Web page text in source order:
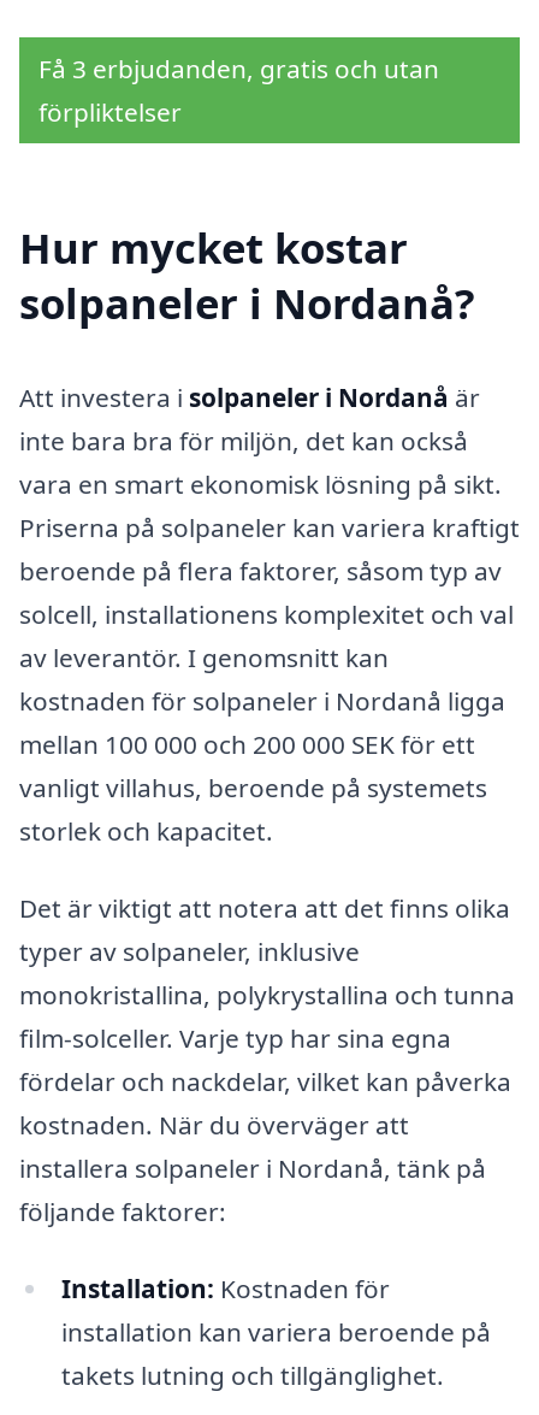
Få 3 erbjudanden, gratis och utan
förpliktelser
Hur mycket kostar
solpaneler i Nordanå?
Att investera i solpaneler i Nordanå är
inte bara bra för miljön, det kan också
vara en smart ekonomisk lösning på sikt.
Priserna på solpaneler kan variera kraftigt
beroende på flera faktorer, såsom typ av
solcell, installationens komplexitet och val
av leverantör. I genomsnitt kan
kostnaden för solpaneler i Nordanå ligga
mellan 100 000 och 200 000 SEK för ett
vanligt villahus, beroende på systemets
storlek och kapacitet.
Det är viktigt att notera att det finns olika
typer av solpaneler, inklusive
monokristallina, polykrystallina och tunna
film-solceller. Varje typ har sina egna
fördelar och nackdelar, vilket kan påverka
kostnaden. När du överväger att
installera solpaneler i Nordanå, tänk på
följande faktorer:
Installation: Kostnaden för
installation kan variera beroende på
takets lutning och tillgänglighet.